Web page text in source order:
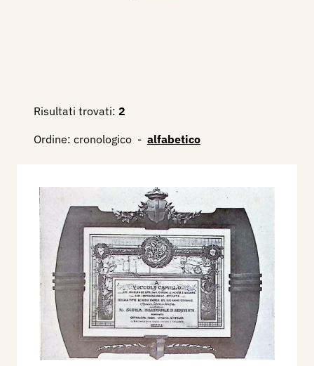
Risultati trovati: 2
Ordine: cronologico - alfabetico